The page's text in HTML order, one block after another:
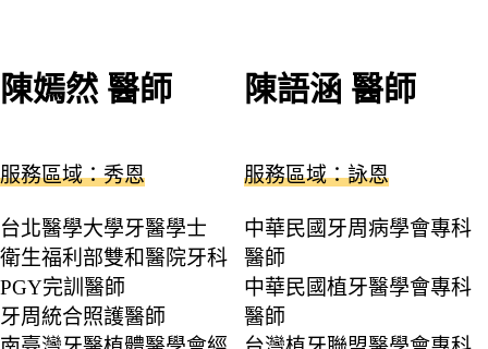
陳嫣然 醫師 陳語涵 醫師
服務區域：秀恩
台北醫學大學牙醫學士
衛生福利部雙和醫院牙科
PGY完訓醫師
牙周統合照護醫師
服務區域：詠恩
中華民國牙周病學會專科
醫師
中華民國植牙醫學會專科
醫師